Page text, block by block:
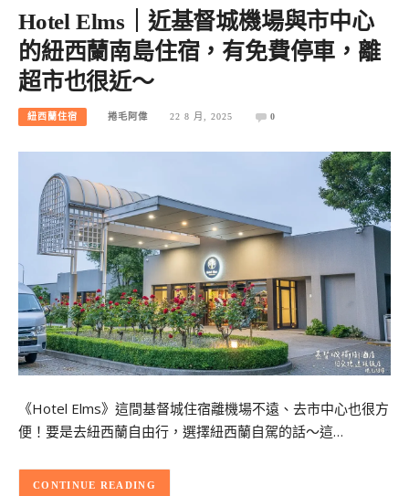
Hotel Elms｜近基督城機場與市中心
的紐西蘭南島住宿，有免費停車，離
超市也很近～
紐西蘭住宿 捲毛阿偉 22 8 月, 2025 0
《Hotel Elms》這間基督城住宿離機場不遠、去市中心也很方
便！要是去紐西蘭自由行，選擇紐西蘭自駕的話～這…
CONTINUE READING